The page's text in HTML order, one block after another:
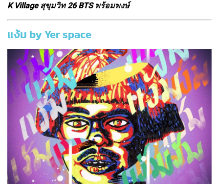
K Village สุขุมวิท 26 BTS พร้อมพงษ์
แง้ม by Yer space